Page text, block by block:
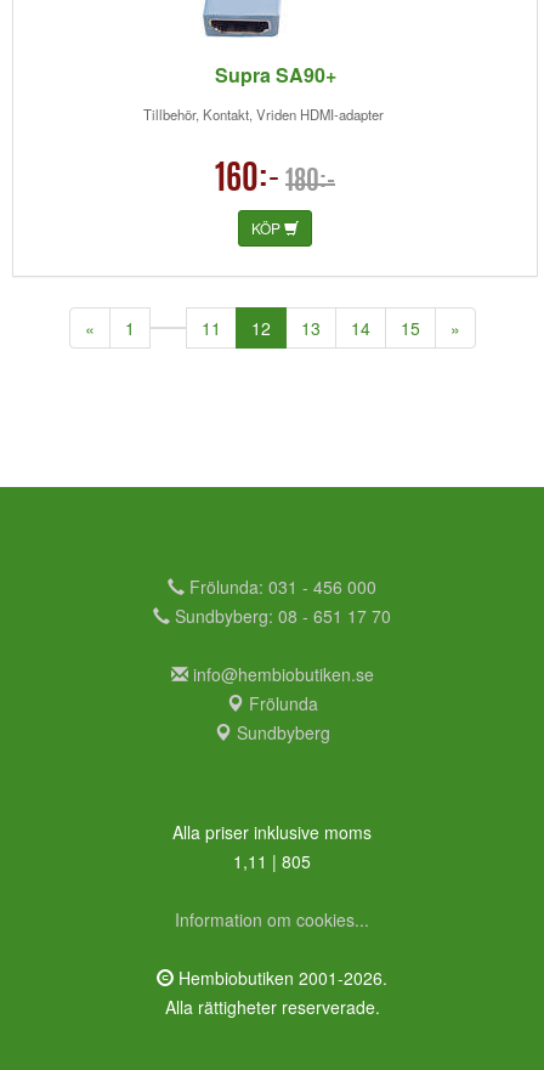
Supra SA90+
Tillbehör, Kontakt, Vriden HDMI-adapter
160:- 180:-
KÖP
« 1 11 12(current)
13 14 15 »
Frölunda: 031 - 456 000
Sundbyberg: 08 - 651 17 70
info@hembiobutiken.se
Frölunda
Sundbyberg
Alla priser inklusive moms
1,11 | 805
Information om cookies...
Hembiobutiken 2001-2026.
Alla rättigheter reserverade.